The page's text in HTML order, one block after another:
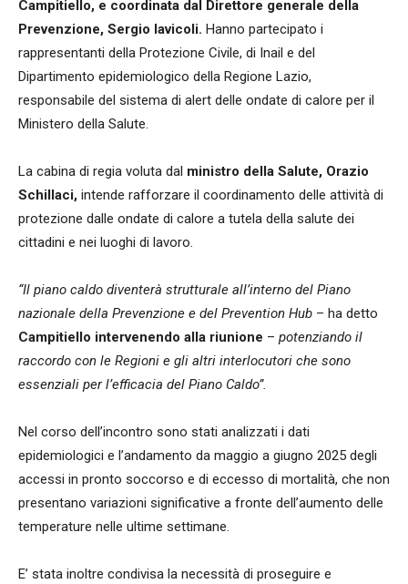
Campitiello, e coordinata dal Direttore generale della
Prevenzione, Sergio Iavicoli. Hanno partecipato i
rappresentanti della Protezione Civile, di Inail e del
Dipartimento epidemiologico della Regione Lazio,
responsabile del sistema di alert delle ondate di calore per il
Ministero della Salute.
La cabina di regia voluta dal ministro della Salute, Orazio
Schillaci, intende rafforzare il coordinamento delle attività di
protezione dalle ondate di calore a tutela della salute dei
cittadini e nei luoghi di lavoro.
“Il piano caldo diventerà strutturale all’interno del Piano
nazionale della Prevenzione e del Prevention Hub – ha detto
Campitiello intervenendo alla riunione – potenziando il
raccordo con le Regioni e gli altri interlocutori che sono
essenziali per l’efficacia del Piano Caldo”.
Nel corso dell’incontro sono stati analizzati i dati
epidemiologici e l’andamento da maggio a giugno 2025 degli
accessi in pronto soccorso e di eccesso di mortalità, che non
presentano variazioni significative a fronte dell’aumento delle
temperature nelle ultime settimane.
E’ stata inoltre condivisa la necessità di proseguire e